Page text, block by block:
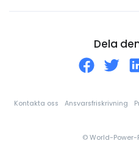
El Salvador
Dela
Kontakta oss Ansvarsfriskrivning
© World-Power-